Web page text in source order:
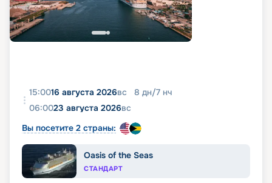
15:0016 августа 2026вс 8 дн/7 нч
06:0023 августа 2026вс
Вы посетите 2 страны:
Oasis of the Seas
СТАНДАРТ